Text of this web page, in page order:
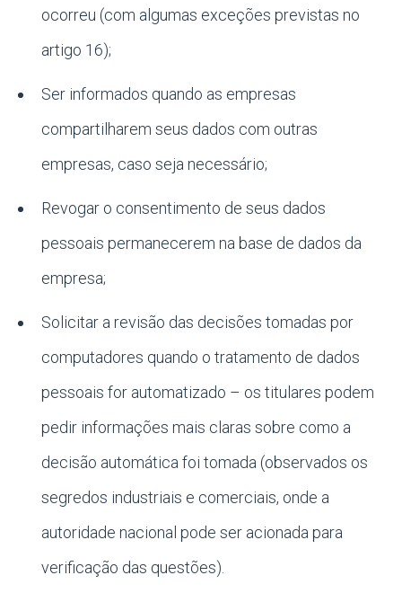
ocorreu (com algumas exceções previstas no
artigo 16);
Ser informados quando as empresas
compartilharem seus dados com outras
empresas, caso seja necessário;
Revogar o consentimento de seus dados
pessoais permanecerem na base de dados da
empresa;
Solicitar a revisão das decisões tomadas por
computadores quando o tratamento de dados
pessoais for automatizado – os titulares podem
pedir informações mais claras sobre como a
decisão automática foi tomada (observados os
segredos industriais e comerciais, onde a
autoridade nacional pode ser acionada para
verificação das questões).